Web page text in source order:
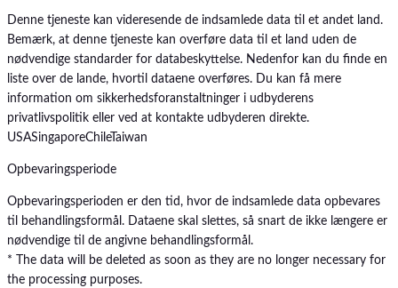
Denne tjeneste kan videresende de indsamlede data til et andet land.
Bemærk, at denne tjeneste kan overføre data til et land uden de
nødvendige standarder for databeskyttelse. Nedenfor kan du finde en
liste over de lande, hvortil dataene overføres. Du kan få mere
information om sikkerhedsforanstaltninger i udbyderens
privatlivspolitik eller ved at kontakte udbyderen direkte.
USASingaporeChileTaiwan
Opbevaringsperiode
Opbevaringsperioden er den tid, hvor de indsamlede data opbevares
til behandlingsformål. Dataene skal slettes, så snart de ikke længere er
nødvendige til de angivne behandlingsformål.
* The data will be deleted as soon as they are no longer necessary for
the processing purposes.